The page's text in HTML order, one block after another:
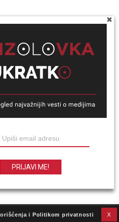
i Politikom privatnosti X